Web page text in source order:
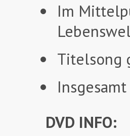
Im
Titelsong
DVD INFO: